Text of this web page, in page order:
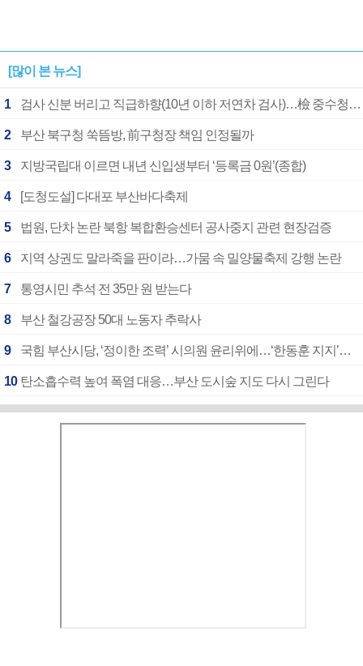
[많이 본 뉴스]
1 검사 신분 버리고 직급하향(10년 이하 저연차 검사)…檢 중수청행 기피
2 부산 북구청 쑥뜸방, 前구청장 책임 인정될까
3 지방국립대 이르면 내년 신입생부터 ‘등록금 0원’(종합)
4 [도청도설] 다대포 부산바다축제
5 법원, 단차 논란 북항 복합환승센터 공사중지 관련 현장검증
6 지역 상권도 말라죽을 판이라…가뭄 속 밀양물축제 강행 논란
7 통영시민 추석 전 35만 원 받는다
8 부산 철강공장 50대 노동자 추락사
9 국힘 부산시당, ‘정이한 조력’ 시의원 윤리위에…‘한동훈 지지’도 신고접수
10 탄소흡수력 높여 폭염 대응…부산 도시숲 지도 다시 그린다